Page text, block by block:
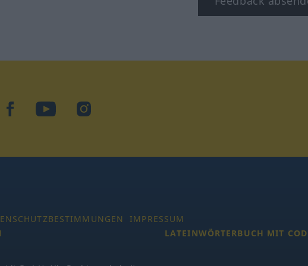
facebookYouTubeInstagram
IMPRESSUM
LATEINWÖRTERBUCH MIT